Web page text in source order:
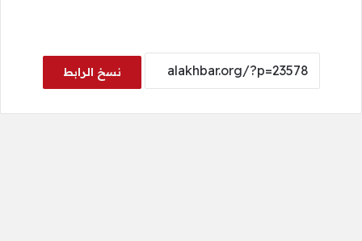
نسخ الرابط